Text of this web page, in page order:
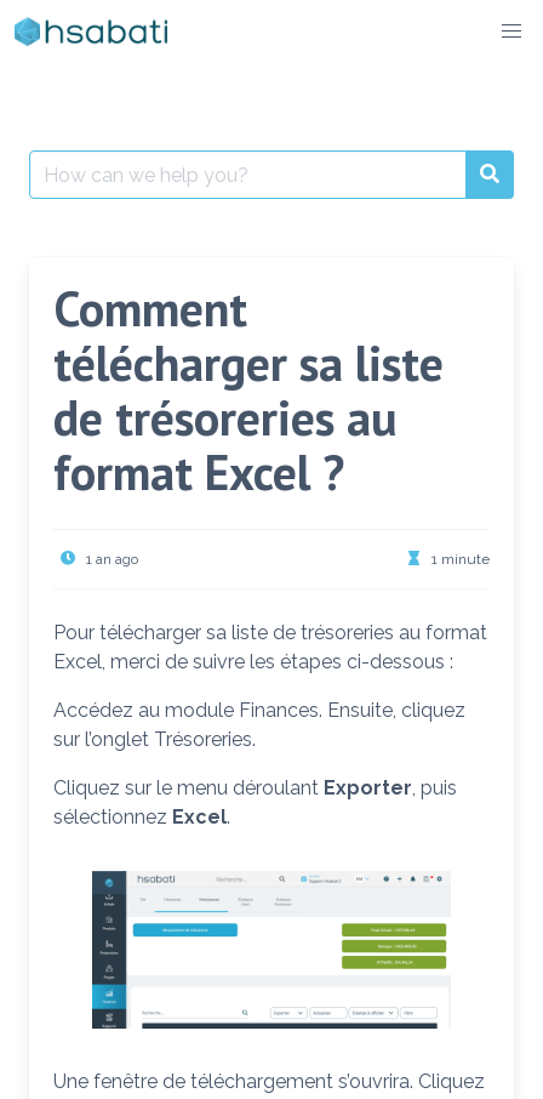
Skip
to
Search
for:
Comment
télécharger sa liste
de trésoreries au
format Excel ?
1 an ago 1 minute
Pour télécharger sa liste de trésoreries au format
Excel, merci de suivre les étapes ci-dessous :
Accédez au module Finances. Ensuite, cliquez
sur l’onglet Trésoreries.
Cliquez sur le menu déroulant Exporter, puis
sélectionnez Excel.
Une fenêtre de téléchargement s’ouvrira. Cliquez